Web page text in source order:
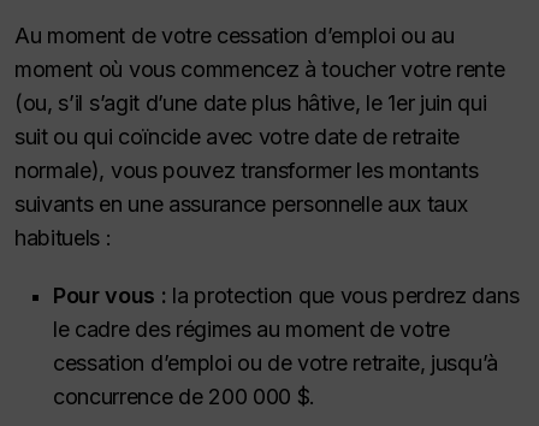
Au moment de votre cessation d’emploi ou au
moment où vous commencez à toucher votre rente
(ou, s’il s’agit d’une date plus hâtive, le 1er juin qui
suit ou qui coïncide avec votre date de retraite
normale), vous pouvez transformer les montants
suivants en une assurance personnelle aux taux
habituels :
Pour vous : la protection que vous perdrez dans
le cadre des régimes au moment de votre
cessation d’emploi ou de votre retraite, jusqu’à
concurrence de 200 000 $.